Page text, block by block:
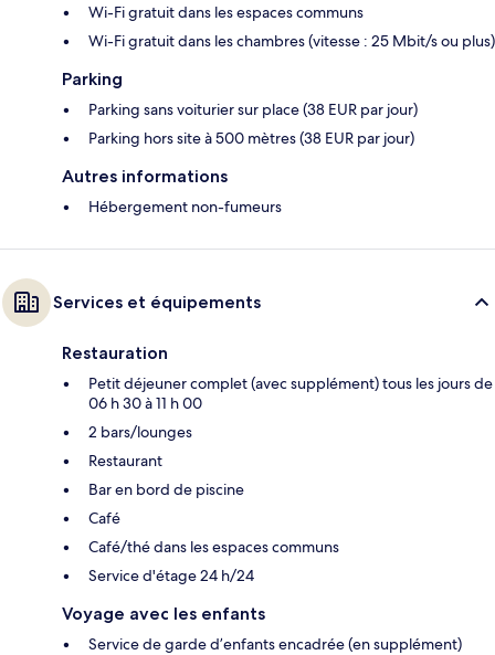
Wi-Fi gratuit dans les espaces communs
Wi-Fi gratuit dans les chambres (vitesse : 25 Mbit/s ou plus)
Parking
Parking sans voiturier sur place (38 EUR par jour)
Parking hors site à 500 mètres (38 EUR par jour)
Autres informations
Hébergement non-fumeurs
Services et équipements
Restauration
Petit déjeuner complet (avec supplément) tous les jours de
06 h 30 à 11 h 00
2 bars/lounges
Restaurant
Bar en bord de piscine
Café
Café/thé dans les espaces communs
Service d'étage 24 h/24
Voyage avec les enfants
Service de garde d’enfants encadrée (en supplément)